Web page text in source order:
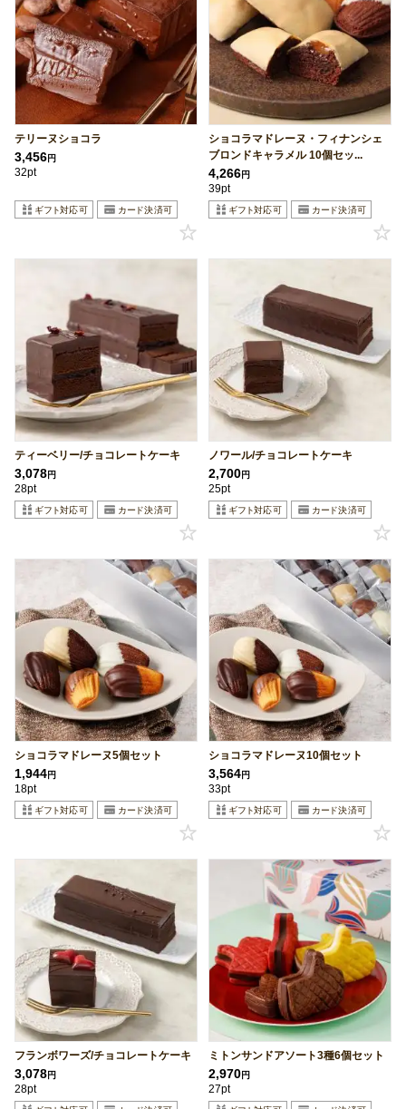
テリーヌショコラ
3,456円
32pt
ショコラマドレーヌ・フィナンシェ
ブロンドキャラメル 10個セッ...
4,266円
39pt
ティーベリー/チョコレートケーキ
3,078円
28pt
ノワール/チョコレートケーキ
2,700円
25pt
ショコラマドレーヌ5個セット
1,944円
18pt
ショコラマドレーヌ10個セット
3,564円
33pt
フランボワーズ/チョコレートケーキ
3,078円
28pt
ミトンサンドアソート3種6個セット
2,970円
27pt